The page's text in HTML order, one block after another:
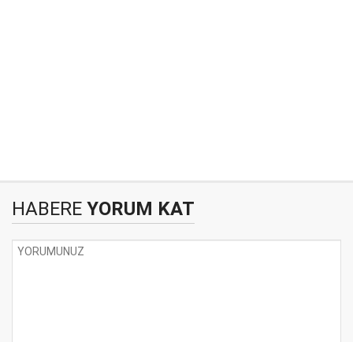
HABERE YORUM KAT